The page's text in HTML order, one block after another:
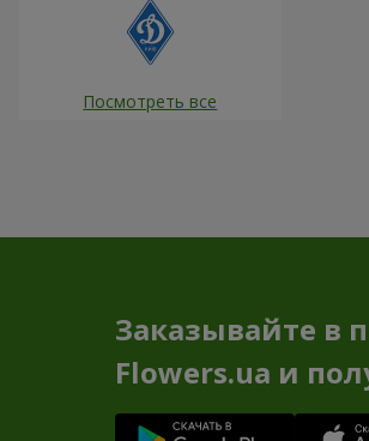
Посмотреть все
Заказывайте в
Flowers.ua и